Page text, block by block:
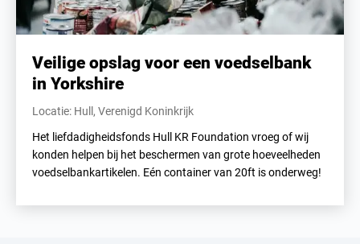
Veilige opslag voor een voedselbank
in Yorkshire
Locatie: Hull, Verenigd Koninkrijk
Het liefdadigheidsfonds Hull KR Foundation vroeg of wij
konden helpen bij het beschermen van grote hoeveelheden
voedselbankartikelen. Eén container van 20ft is onderweg!